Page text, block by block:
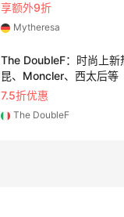
享额外9折
Mytheresa
The DoubleF：时尚上新
昆、Moncler、西太后等
7.5折优惠
The DoubleF